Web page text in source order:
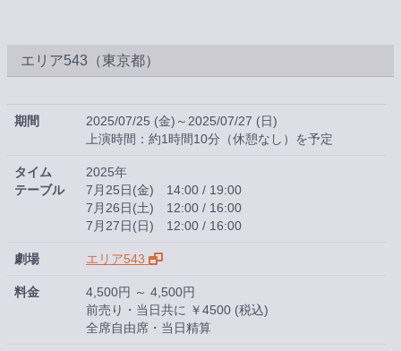
エリア543（東京都）
期間
2025/07/25 (金)～2025/07/27 (日)
上演時間：約1時間10分（休憩なし）を予定
タイム
テーブル
2025年
7月25日(金) 14:00 / 19:00
7月26日(土) 12:00 / 16:00
7月27日(日) 12:00 / 16:00
劇場 エリア543
料金
4,500円 ～ 4,500円
前売り・当日共に ￥4500 (税込)
全席自由席・当日精算